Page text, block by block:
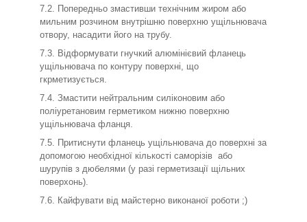
Попередньо змастивши технічним жиром або
мильним розчином внутрішню поверхню ущільнювача
отвору, насадити його на трубу.
Відформувати гнучкий алюмінієвий фланець
ущільнювача по контуру поверхні, що
гкрметизується.
Змастити нейтральним силіконовим або
поліуретановим герметиком нижню поверхню
ущільнювача фланця.
Притиснути фланець ущільнювача до поверхні за
допомогою необхідної кількості саморізів або
шурупів з дюбелями (у разі герметизації щільних
поверхонь).
Кайфувати від майстерно виконаної роботи ;)